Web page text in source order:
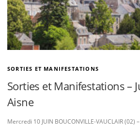
SORTIES ET MANIFESTATIONS
Sorties et Manifestations –
Aisne
Mercredi 10 JUIN BOUCONVILLE-VAUCLAIR